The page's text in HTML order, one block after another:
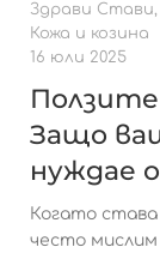
Здрави Стави,
Кожа и козина
16 юли 2025
Ползите
Защо
нуждае
Когато
често мислим